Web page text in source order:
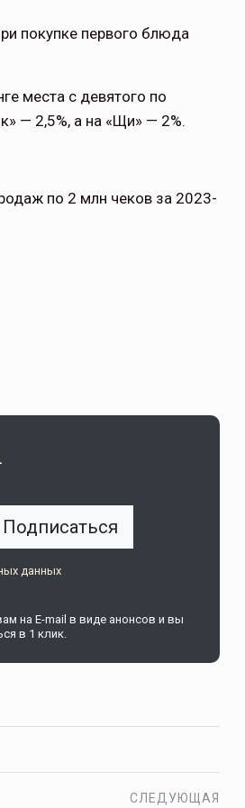
покупке первого блюда
места с девятого по
— 2,5%, а на «Щи» — 2%.
по 2 млн чеков за 2023-
Подписаться
данных
на E-mail в виде анонсов и вы
в 1 клик.
СЛЕДУЮЩАЯ